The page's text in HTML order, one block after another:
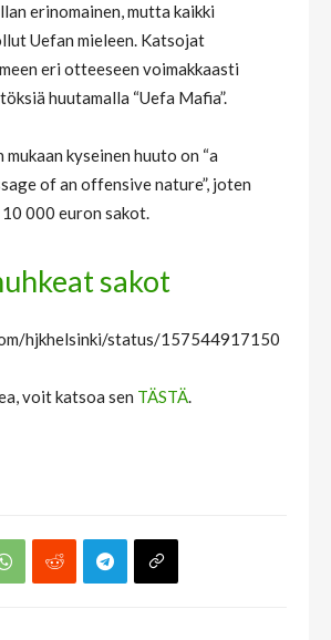
erinomainen, mutta kaikki
Uefan mieleen. Katsojat
eri otteeseen voimakkaasti
huutamalla “Uefa Mafia”.
kyseinen huuto on “a
of an offensive nature”, joten
000 euron sakot.
sakot
hjkhelsinki/status/157544917150
voit katsoa sen TÄSTÄ.